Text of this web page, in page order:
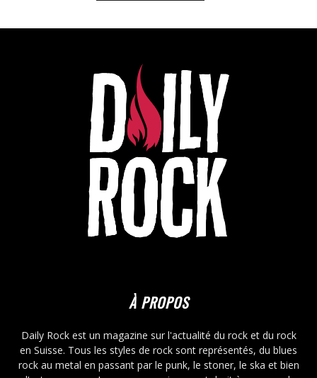
À PROPOS
Daily Rock est un magazine sur l'actualité du rock et du rock
en Suisse. Tous les styles de rock sont représentés, du blues
rock au metal en passant par le punk, le stoner, le ska et bien